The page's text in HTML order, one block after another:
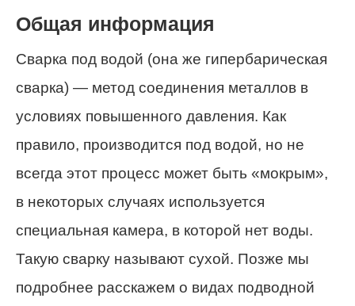
Общая информация
Сварка под водой (она же гипербарическая
сварка) — метод соединения металлов в
условиях повышенного давления. Как
правило, производится под водой, но не
всегда этот процесс может быть «мокрым»,
в некоторых случаях используется
специальная камера, в которой нет воды.
Такую сварку называют сухой. Позже мы
подробнее расскажем о видах подводной